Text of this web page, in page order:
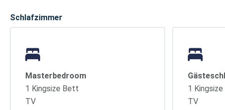
Schlafzimmer
Masterbedroom
1 Kingsize Bett
TV
1
TV